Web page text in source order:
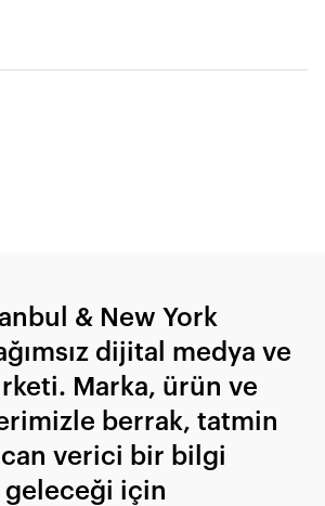
& New York
dijital medya ve
Marka, ürün ve
berrak, tatmin
verici bir bilgi
için